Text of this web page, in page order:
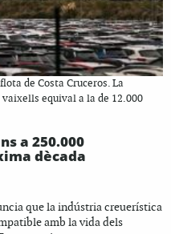
de Costa Cruceros. La
equival a la de 12.000
a 250.000
dècada
que la indústria creuerística
amb la vida dels